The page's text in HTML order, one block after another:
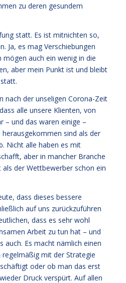
zu deren gesundem
statt. Es ist mitnichten so,
Ja, es mag Verschiebungen
mögen auch ein wenig in die
aber mein Punkt ist und bleibt
nach der unseligen Corona-Zeit
alle unsere Klienten, von
– und das waren einige –
sind als der
Nicht alle haben es mit
aber in mancher Branche
der Wettbewerber schon ein
dass dieses bessere
auf uns zurückzuführen
dass es sehr wohl
Arbeit zu tun hat – und
auch. Es macht nämlich einen
mit der Strategie
oder ob man das erst
Druck verspürt. Auf allen